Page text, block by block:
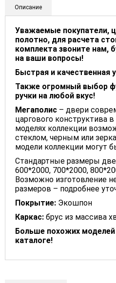
Описание
Уважаемые покупатели,
полотно, для расчета
комплекта звоните нам,
на ваши вопросы!
Быстрая и качественная
Также огромный выбор
ручки на любой вкус!
Мегаполис – двери
царгового конструктива
моделях коллекции
стеклом, черным или
модели коллекции могут
Стандартные размеры
600*2000, 700*2000,
Возможно изготовление
размеров – подробнее
Покрытие: Экошпон
Каркас: брус из массива
Больше похожих
каталоге!